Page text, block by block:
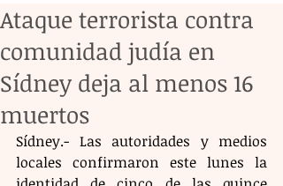
Ataque terrorista contra
comunidad judía en
Sídney deja al menos 16
muertos
Sídney.- Las autoridades y medios
locales confirmaron este lunes la